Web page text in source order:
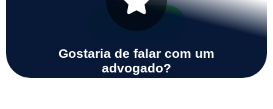
Gostaria de falar com um
advogado?
WhatsApp